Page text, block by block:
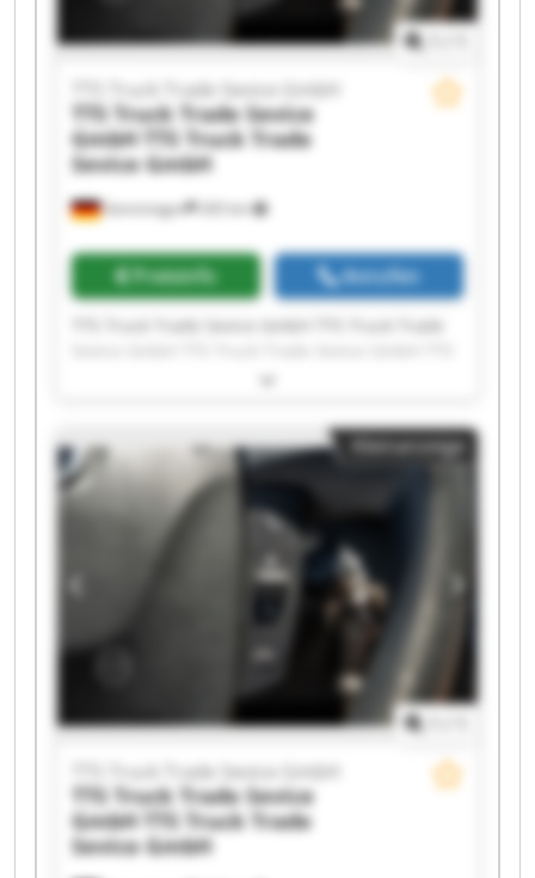
Gemmingen 265 km
TTS Truck Trade Sevice GmbH
TTS Truck Trade Sevice
GmbH TTS Truck Trade
Sevice GmbH
Preisinfo Anrufen
TTS Truck Trade Sevice GmbH TTS Truck Trade
Truck Trade Sevice GmbH TTS Truck Trade
Truck Trade Sevice GmbH TTS Truck Trade
Sevice GmbH TTS Truck Trade Sevice GmbH TTS
Truck Trade Sevice GmbH TTS Truck Trade
Sevice GmbH TTS Truck Trade Sevice GmbH TTS
Truck Trade Sevice GmbH TTS Truck Trade
Sevice GmbH TTS Truck Trade Sevice GmbH TTS
Truck Trade Sevice GmbH TTS Truck Trade
Sevice GmbH TTS Truck Trade Sevice GmbH TTS
Truck Trade Sevice GmbH TTS Truck Trade
Sevice GmbH
Kleinanzeige
TTS Truck Trade Sevice GmbH
TTS Truck Trade Sevice
GmbH TTS Truck Trade
Sevice GmbH